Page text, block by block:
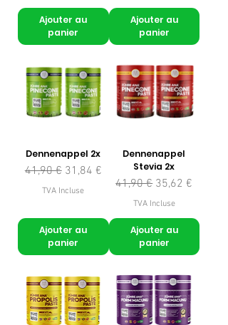
Ajouter au
panier
Ajouter au
panier
Dennenappel 2x
Prix original
41,90 € Prix promotionnel
31,84 €
TVA Incluse
Ajouter au
panier
Dennenappel
Stevia 2x
Prix original
41,90 € Prix
35,62 €
TVA Incluse
Ajouter au
panier